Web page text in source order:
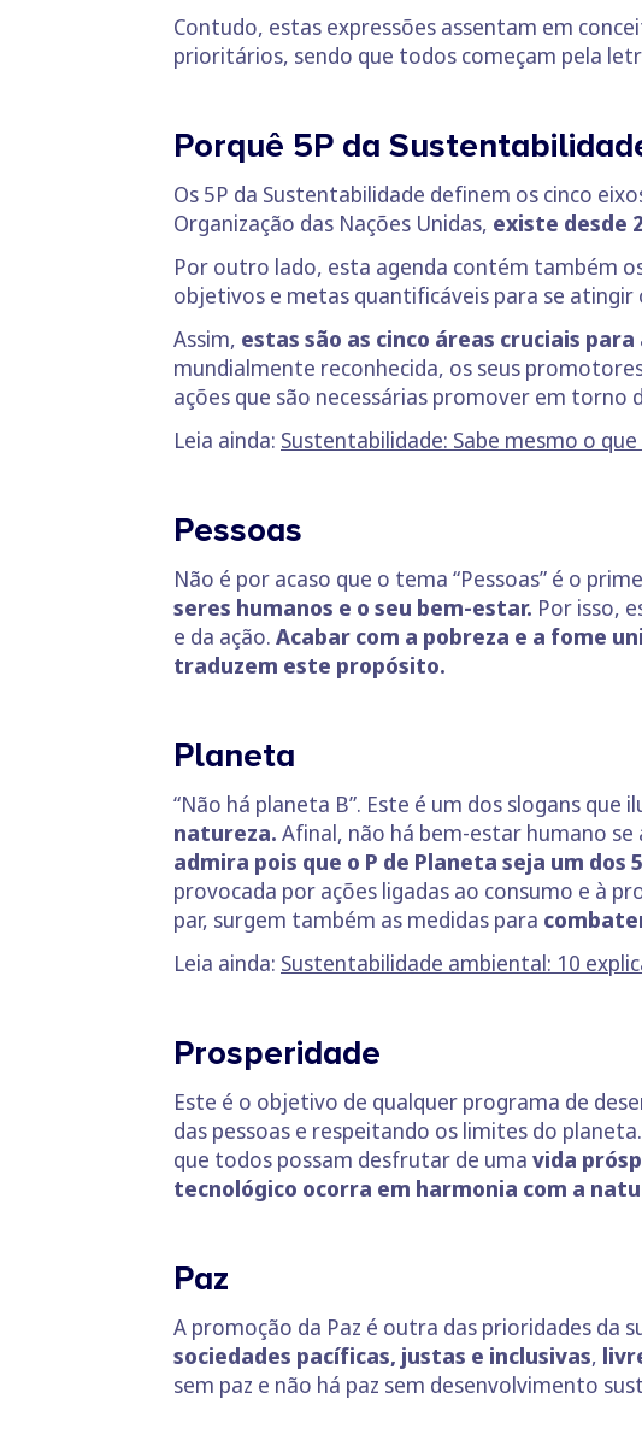
Contudo, estas expressões assentam em
prioritários, sendo que todos começam pela
Porquê 5P da
Os 5P da Sustentabilidade definem os cinco
Organização das Nações Unidas, existe desde
Por outro lado, esta agenda contém também
objetivos e metas quantificáveis para se atingir
Assim, estas são as cinco áreas cruciais
mundialmente reconhecida, os seus
ações que são necessárias promover em torno
Leia ainda: Sustentabilidade: Sabe mesmo o
Pessoas
Não é por acaso que o tema “Pessoas” é o
seres humanos e o seu bem-estar. Por isso,
e da ação. Acabar com a pobreza e a fome
traduzem este propósito.
Planeta
“Não há planeta B”. Este é um dos slogans que
natureza. Afinal, não há bem-estar humano se
admira pois que o P de Planeta seja um dos
provocada por ações ligadas ao consumo e à
par, surgem também as medidas para
Leia ainda: Sustentabilidade ambiental: 10
Prosperidade
Este é o objetivo de qualquer programa de
das pessoas e respeitando os limites do
que todos possam desfrutar de uma vida
tecnológico ocorra em harmonia com a
Paz
A promoção da Paz é outra das prioridades da
sociedades pacíficas, justas e inclusivas,
sem paz e não há paz sem desenvolvimento